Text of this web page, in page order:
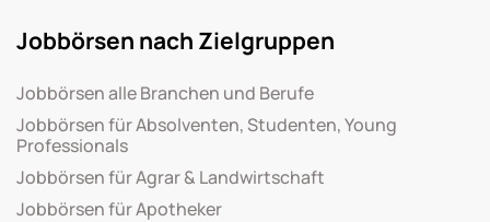
Jobbörsen nach Zielgruppen
Jobbörsen alle Branchen und Berufe
Jobbörsen für Absolventen, Studenten, Young
Professionals
Jobbörsen für Agrar & Landwirtschaft
Jobbörsen für Apotheker